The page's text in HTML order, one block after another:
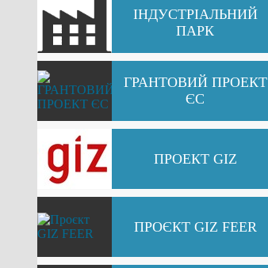
ІНДУСТРІАЛЬНИЙ
ПАРК
ГРАНТОВИЙ ПРОЕКТ
ЄС
ПРОЕКТ GIZ
ПРОЄКТ GIZ FEER
29.07.2019